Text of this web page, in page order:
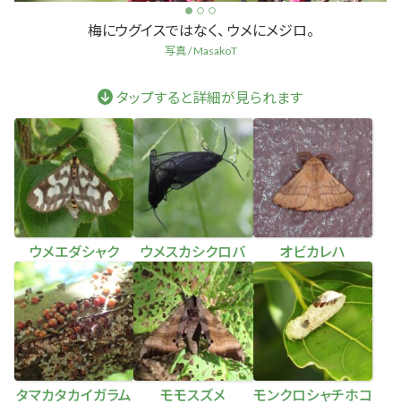
梅にウグイスではなく、 ウメにメジロ。
写真 / MasakoT
タップすると詳細が見られます
ウメエダシャク ウメスカシクロバ オビカレハ
タマカタカイガラム
モモスズメ モンクロシャチホコ